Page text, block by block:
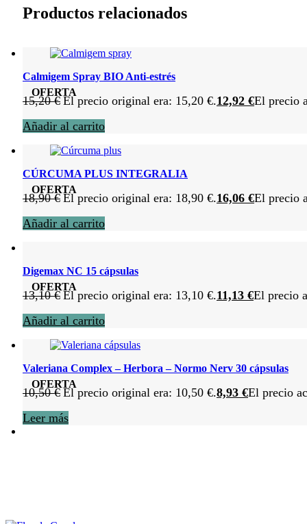
Productos relacionados
OFERTA
Calmigem Spray BIO Anti-estrés
15,20€ El precio original era: 15,20 €.12,92 €El precio
Añadir al carrito
OFERTA
CÚRCUMA PLUS INTEGRALIA
18,90€ El precio original era: 18,90 €.16,06 €El precio
Añadir al carrito
OFERTA
Digemax NC 15 cápsulas
13,10€ El precio original era: 13,10 €.11,13 €El precio
Añadir al carrito
OFERTA
Valeriana Complex – Herbora – Normo Nerv 30 cápsulas
10,50€ El precio original era: 10,50 €.8,93 €El precio
Leer más